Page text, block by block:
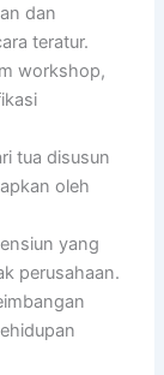
dan
teratur.
workshop,
tua disusun
oleh
yang
perusahaan.